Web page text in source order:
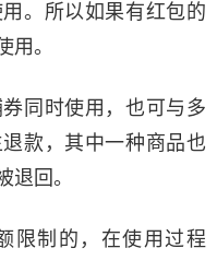
。所以如果有红包的
用。
同时使用，也可与多
款，其中一种商品也
退回。
限制的，在使用过程